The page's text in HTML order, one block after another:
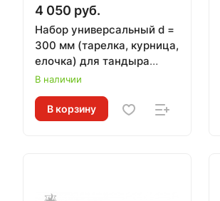
4 050 руб.
Набор универсальный d =
300 мм (тарелка, курница,
елочка) для тандыра
СТЕПНОЙ
В наличии
В корзину